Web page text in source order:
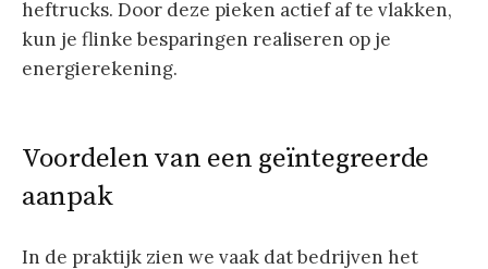
heftrucks. Door deze pieken actief af te vlakken,
kun je flinke besparingen realiseren op je
energierekening.
Voordelen van een geïntegreerde
aanpak
In de praktijk zien we vaak dat bedrijven het